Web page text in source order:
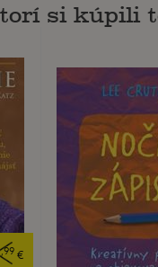
si kúpili
,99 €